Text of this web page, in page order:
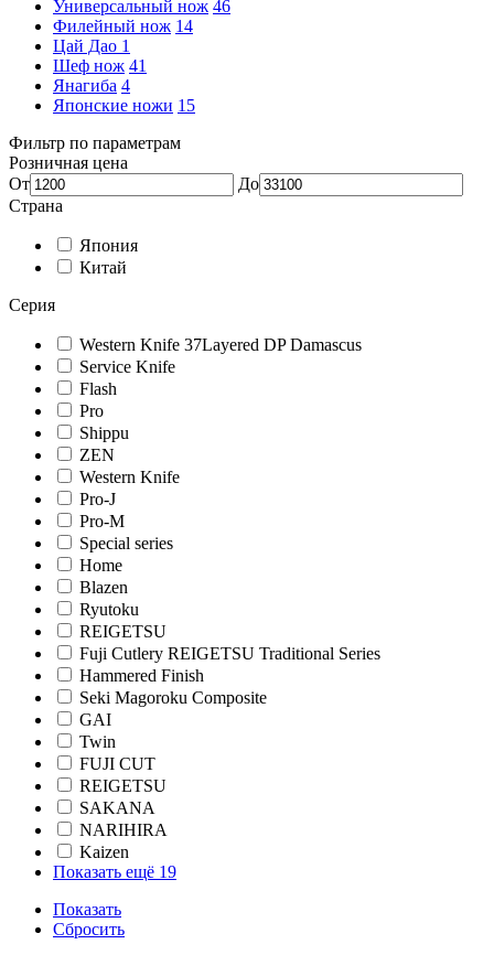
Универсальный нож 46
Филейный нож 14
Цай Дао 1
Шеф нож 41
Янагиба 4
Японские ножи 15
Фильтр по параметрам
Розничная цена
От
До
Страна
Япония
Китай
Серия
Western Knife 37Layered DP Damascus
Service Knife
Flash
Pro
Shippu
ZEN
Western Knife
Pro-J
Pro-M
Special series
Home
Blazen
Ryutoku
REIGETSU
Fuji Cutlery REIGETSU Traditional Series
Hammered Finish
Seki Magoroku Composite
GAI
Twin
FUJI CUT
REIGETSU
SAKANA
NARIHIRA
Kaizen
Показать ещё 19
Показать
Сбросить